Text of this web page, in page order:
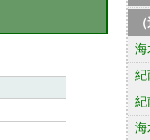
海
紀
紀
海